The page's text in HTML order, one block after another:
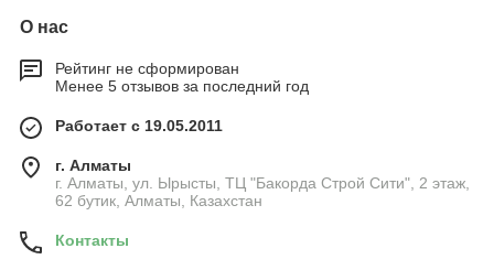
О нас
Рейтинг не сформирован
Менее 5 отзывов за последний год
Работает с 19.05.2011
г. Алматы
г. Алматы, ул. Ырысты, ТЦ "Бакорда Строй Сити", 2 этаж,
62 бутик, Алматы, Казахстан
Контакты